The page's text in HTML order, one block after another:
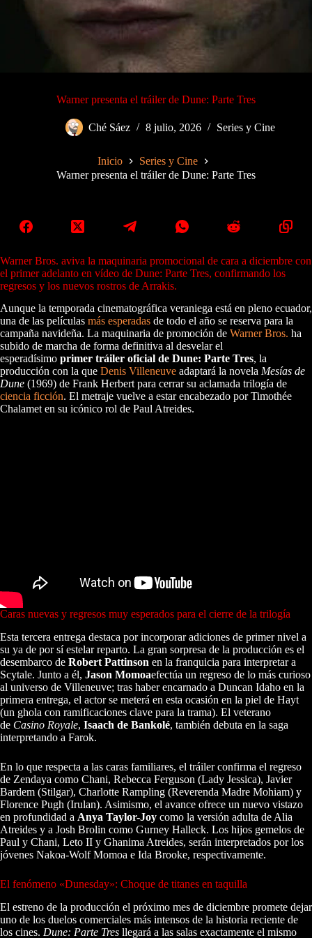
Warner presenta el tráiler de Dune: Parte Tres
Ché Sáez 8 julio, 2026 Series y Cine
Inicio
Series y Cine
Warner presenta el tráiler de Dune: Parte Tres
Warner Bros. aviva la maquinaria promocional de cara a diciembre con
el primer adelanto en vídeo de Dune: Parte Tres, confirmando los
regresos y los nuevos rostros de Arrakis.
Aunque la temporada cinematográfica veraniega está en pleno ecuador,
una de las películas más esperadas de todo el año se reserva para la
campaña navideña. La maquinaria de promoción de Warner Bros. ha
subido de marcha de forma definitiva al desvelar el
esperadísimo primer tráiler oficial de Dune: Parte Tres, la
producción con la que Denis Villeneuve adaptará la novela Mesías de
Dune (1969) de Frank Herbert para cerrar su aclamada trilogía de
ciencia ficción. El metraje vuelve a estar encabezado por Timothée
Chalamet en su icónico rol de Paul Atreides.
Caras nuevas y regresos muy esperados para el cierre de la trilogía
Esta tercera entrega destaca por incorporar adiciones de primer nivel a
su ya de por sí estelar reparto. La gran sorpresa de la producción es el
desembarco de Robert Pattinson en la franquicia para interpretar a
Scytale. Junto a él, Jason Momoaefectúa un regreso de lo más curioso
al universo de Villeneuve; tras haber encarnado a Duncan Idaho en la
primera entrega, el actor se meterá en esta ocasión en la piel de Hayt
(un ghola con ramificaciones clave para la trama). El veterano
de Casino Royale, Isaach de Bankolé, también debuta en la saga
interpretando a Farok.
En lo que respecta a las caras familiares, el tráiler confirma el regreso
de Zendaya como Chani, Rebecca Ferguson (Lady Jessica), Javier
Bardem (Stilgar), Charlotte Rampling (Reverenda Madre Mohiam) y
Florence Pugh (Irulan). Asimismo, el avance ofrece un nuevo vistazo
en profundidad a Anya Taylor-Joy como la versión adulta de Alia
Atreides y a Josh Brolin como Gurney Halleck. Los hijos gemelos de
Paul y Chani, Leto II y Ghanima Atreides, serán interpretados por los
jóvenes Nakoa-Wolf Momoa e Ida Brooke, respectivamente.
El fenómeno «Dunesday»: Choque de titanes en taquilla
El estreno de la producción el próximo mes de diciembre promete dejar
uno de los duelos comerciales más intensos de la historia reciente de
los cines. Dune: Parte Tres llegará a las salas exactamente el mismo